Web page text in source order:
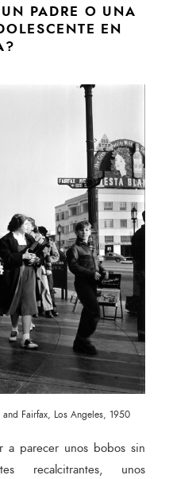
PADRE O UNA
EN
Fairfax, Los Angeles, 1950
a parecer unos bobos sin
recalcitrantes, unos